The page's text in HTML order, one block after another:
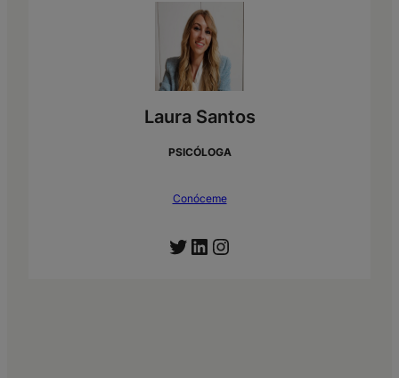
Laura Santos
PSICÓLOGA
Conóceme
Twitter LinkedIn Instagram